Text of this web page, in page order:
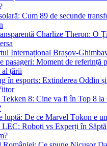
Cum 89 de secunde
Charlize Theron: O
Internațional
pasageri: Moment de referință
al țării
în esports: Extinderea Oddin
8: Cine va fi în Top 8 la
luptă: De ce Marvel Tōkon e
Roboți vs Experți în